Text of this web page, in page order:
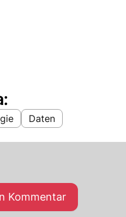
Daten
Kommentar